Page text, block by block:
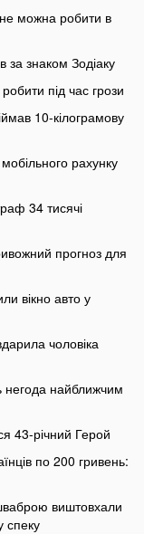
можна робити в
за знаком Зодіаку
під час грози
10-кілограмову
рахунку
34 тисячі
прогноз для
вікно авто у
чоловіка
негода найближчим
43-річний Герой
по 200 гривень:
виштовхали
спеку